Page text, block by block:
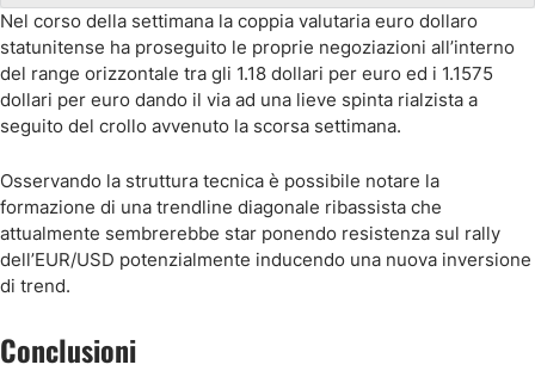
Nel corso della settimana la coppia valutaria euro dollaro
statunitense ha proseguito le proprie negoziazioni all’interno
del range orizzontale tra gli 1.18 dollari per euro ed i 1.1575
dollari per euro dando il via ad una lieve spinta rialzista a
seguito del crollo avvenuto la scorsa settimana.
Osservando la struttura tecnica è possibile notare la
formazione di una trendline diagonale ribassista che
attualmente sembrerebbe star ponendo resistenza sul rally
dell’EUR/USD potenzialmente inducendo una nuova inversione
di trend.
Conclusioni